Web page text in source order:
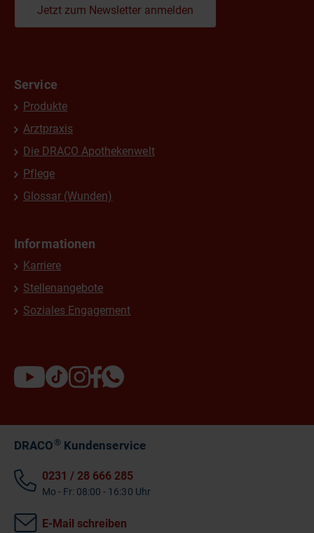
Jetzt zum Newsletter anmelden
Service
Produkte
Arztpraxis
Die DRACO Apothekenwelt
Pflege
Glossar (Wunden)
Informationen
Karriere
Stellenangebote
Soziales Engagement
DRACO®Kundenservice
0231 / 28 666 285
Mo - Fr: 08:00 - 16:30 Uhr
E-Mail schreiben